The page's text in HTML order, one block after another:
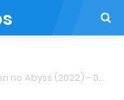
(2022) - 05 SUBTITLE INDONESIA